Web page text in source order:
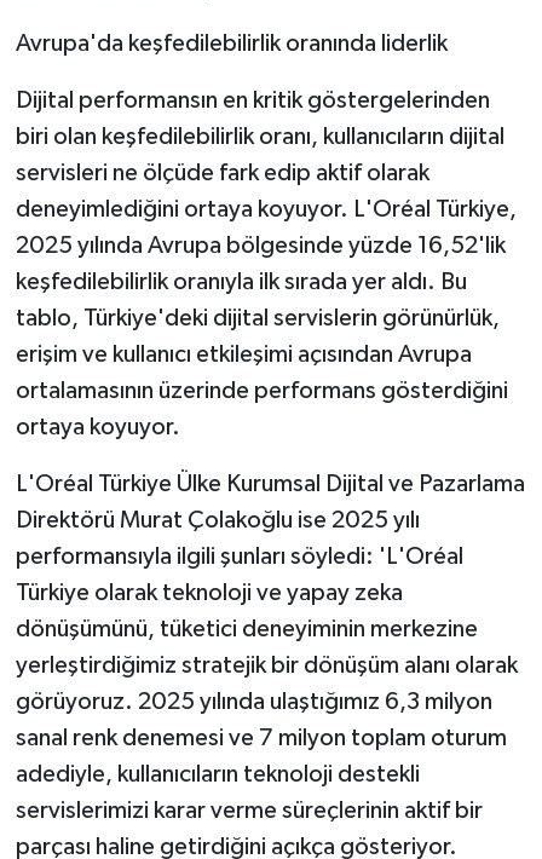
Avrupa'da keşfedilebilirlik oranında liderlik
Dijital performansın en kritik göstergelerinden
biri olan keşfedilebilirlik oranı, kullanıcıların dijital
servisleri ne ölçüde fark edip aktif olarak
deneyimlediğini ortaya koyuyor. L'Oréal Türkiye,
2025 yılında Avrupa bölgesinde yüzde 16,52'lik
keşfedilebilirlik oranıyla ilk sırada yer aldı. Bu
tablo, Türkiye'deki dijital servislerin görünürlük,
erişim ve kullanıcı etkileşimi açısından Avrupa
ortalamasının üzerinde performans gösterdiğini
ortaya koyuyor.
L'Oréal Türkiye Ülke Kurumsal Dijital ve Pazarlama
Direktörü Murat Çolakoğlu ise 2025 yılı
performansıyla ilgili şunları söyledi: 'L'Oréal
Türkiye olarak teknoloji ve yapay zeka
dönüşümünü, tüketici deneyiminin merkezine
yerleştirdiğimiz stratejik bir dönüşüm alanı olarak
görüyoruz. 2025 yılında ulaştığımız 6,3 milyon
sanal renk denemesi ve 7 milyon toplam oturum
adediyle, kullanıcıların teknoloji destekli
servislerimizi karar verme süreçlerinin aktif bir
parçası haline getirdiğini açıkça gösteriyor.